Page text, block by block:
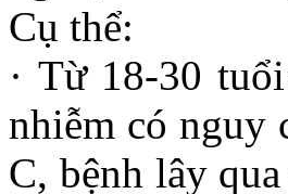
Cụ thể:
· Từ 18-30
nhiễm có nguy
C, bệnh lây